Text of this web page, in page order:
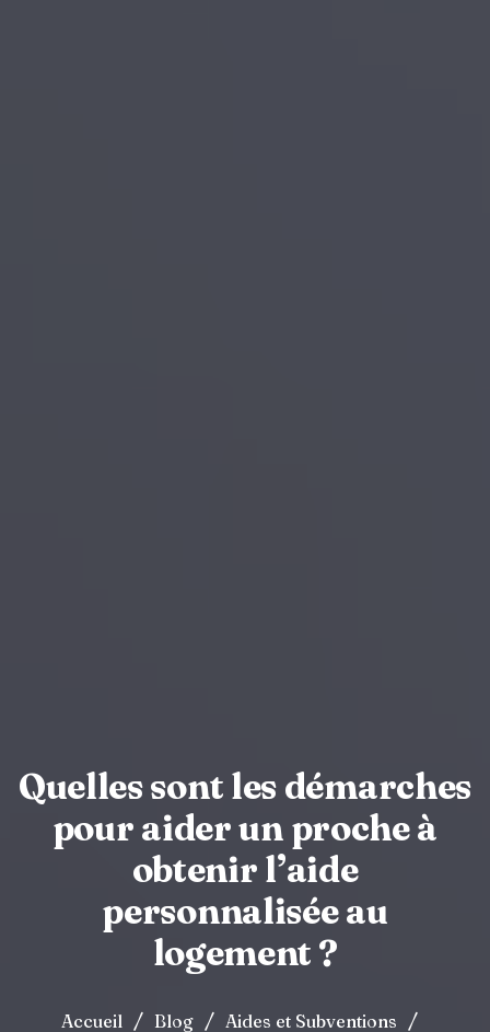
Quelles sont les démarches
pour aider un proche à
obtenir l’aide
personnalisée au
logement ?
Accueil / Blog / Aides et Subventions /